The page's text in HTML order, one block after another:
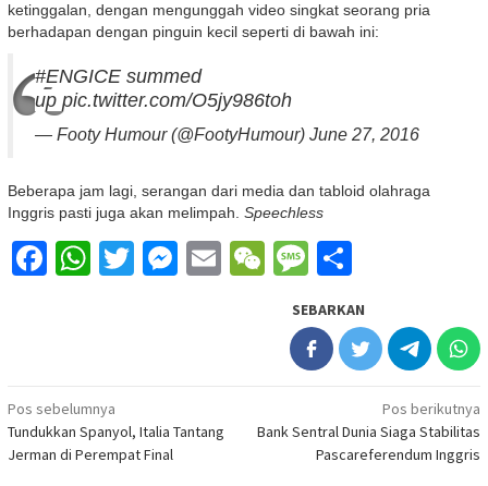
ketinggalan, dengan mengunggah video singkat seorang pria
berhadapan dengan pinguin kecil seperti di bawah ini:
#ENGICE summed
up pic.twitter.com/O5jy986toh
— Footy Humour (@FootyHumour) June 27, 2016
Beberapa jam lagi, serangan dari media dan tabloid olahraga
Inggris pasti juga akan melimpah. Speechless
Facebook
WhatsApp
Twitter
Messenger
EmailWeChatMessage
SEBARKAN
Navigasi
pos
Pos sebelumnya
Tundukkan Spanyol, Italia Tantang
Jerman di Perempat Final
Pos berikutnya
Bank Sentral Dunia Siaga Stabilitas
Pascareferendum Inggris